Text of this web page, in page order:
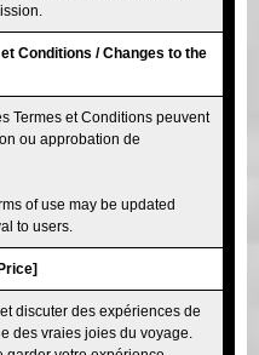
Conditions / Changes to the
Termes et Conditions peuvent
ou approbation de
of use may be updated
to users.
discuter des expériences de
des vraies joies du voyage.